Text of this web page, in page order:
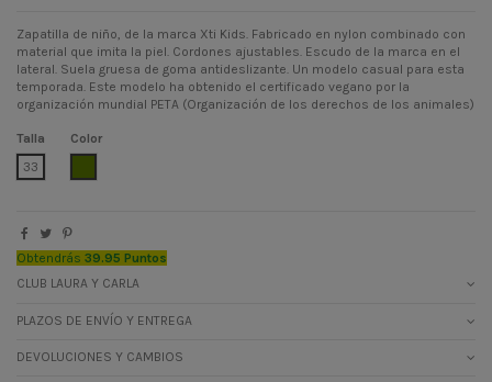
Zapatilla de niño, de la marca Xti Kids. Fabricado en nylon combinado con
material que imita la piel. Cordones ajustables. Escudo de la marca en el
lateral. Suela gruesa de goma antideslizante. Un modelo casual para esta
temporada. Este modelo ha obtenido el certificado vegano por la
organización mundial PETA (Organización de los derechos de los animales)
Talla
33
Color
Obtendrás 39.95 Puntos
CLUB LAURA Y CARLA
PLAZOS DE ENVÍO Y ENTREGA
DEVOLUCIONES Y CAMBIOS